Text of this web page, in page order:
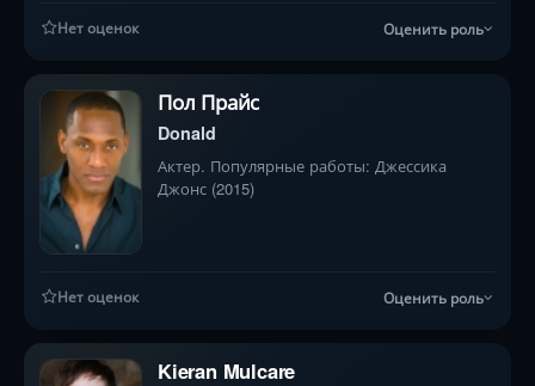
Нет оценок Оценить роль
Пол Прайс
Donald
Актер. Популярные работы: Джессика
Джонс (2015)
Нет оценок Оценить роль
Kieran Mulcare